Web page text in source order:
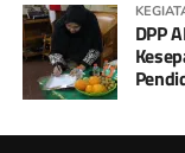
DPP